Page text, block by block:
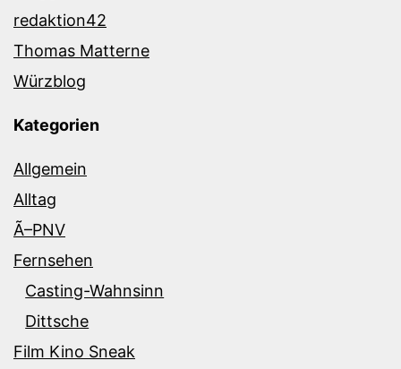
redaktion42
Thomas Matterne
Würzblog
Kategorien
Allgemein
Alltag
Ã–PNV
Fernsehen
Casting-Wahnsinn
Dittsche
Film Kino Sneak